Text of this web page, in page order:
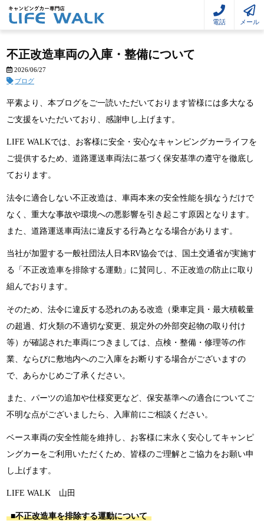
電話 メール
不正改造車両の入庫・整備について
2026/06/27
ブログ
平素より、本ブログをご一読いただいております皆様には多大なる
ご支援をいただいており、感謝申し上げます。
LIFE WALKでは、お客様に安全・安心なキャンピングカーライフを
ご提供するため、道路運送車両法に基づく保安基準の遵守を徹底し
ております。
法令に適合しない不正改造は、車両本来の安全性能を損なうだけで
なく、重大な事故や環境への悪影響を引き起こす原因となります。
また、道路運送車両法に違反する行為となる場合があります。
当社が加盟する一般社団法人日本RV協会では、国土交通省が実施す
る「不正改造車を排除する運動」に賛同し、不正改造の防止に取り
組んでおります。
そのため、法令に違反する恐れのある改造（乗車定員・最大積載量
の超過、灯火類の不適切な変更、規定外の外部突起物の取り付け
等）が確認された車両につきましては、点検・整備・修理等の作
業、ならびに敷地内へのご入庫をお断りする場合がございますの
で、あらかじめご了承ください。
また、パーツの追加や仕様変更など、保安基準への適合についてご
不明な点がございましたら、入庫前にご相談ください。
ベース車両の安全性能を維持し、お客様に末永く安心してキャンピ
ングカーをご利用いただくため、皆様のご理解とご協力をお願い申
し上げます。
LIFE WALK 山田
■不正改造車を排除する運動について